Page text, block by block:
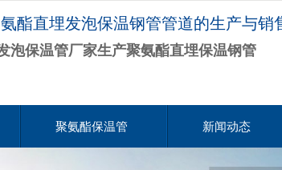
酯直埋发泡保温钢管管道的生产与销
泡保温管厂家生产聚氨酯直埋保温钢管
聚氨酯保温管 新闻动态